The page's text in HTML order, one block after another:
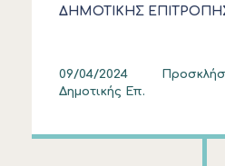
ΔΗΜΟΤΙΚΗΣ
09/04/2024
Δημοτικής Επ.